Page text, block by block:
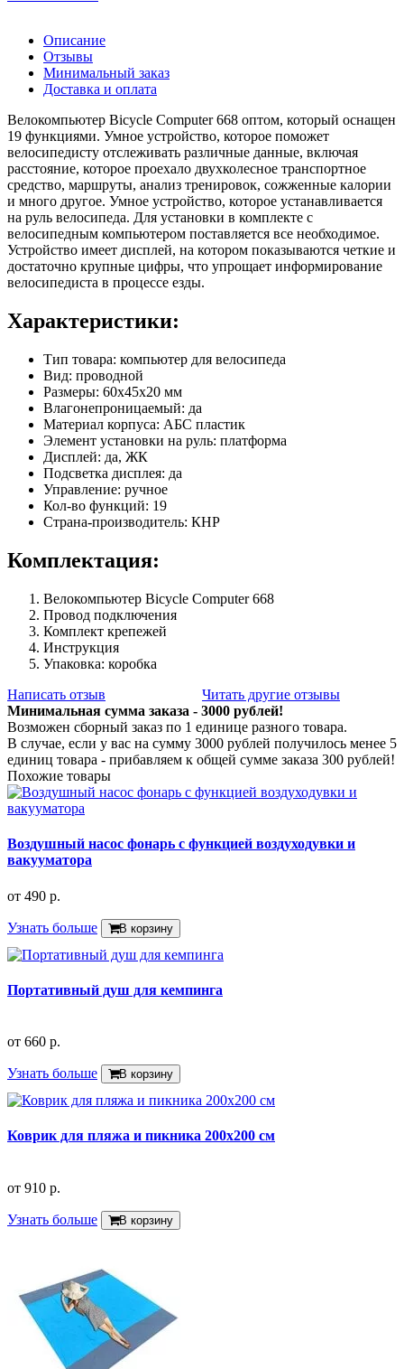
Описание
Отзывы
Минимальный заказ
Доставка и оплата
Велокомпьютер Bicycle Computer 668 оптом, который оснащен
19 функциями. Умное устройство, которое поможет
велосипедисту отслеживать различные данные, включая
расстояние, которое проехало двухколесное транспортное
средство, маршруты, анализ тренировок, сожженные калории
и много другое. Умное устройство, которое устанавливается
на руль велосипеда. Для установки в комплекте с
велосипедным компьютером поставляется все необходимое.
Устройство имеет дисплей, на котором показываются четкие и
достаточно крупные цифры, что упрощает информирование
велосипедиста в процессе езды.
Характеристики:
Тип товара: компьютер для велосипеда
Вид: проводной
Размеры: 60х45х20 мм
Влагонепроницаемый: да
Материал корпуса: АБС пластик
Элемент установки на руль: платформа
Дисплей: да, ЖК
Подсветка дисплея: да
Управление: ручное
Кол-во функций: 19
Страна-производитель: КНР
Комплектация:
Велокомпьютер Bicycle Computer 668
Провод подключения
Комплект крепежей
Инструкция
Упаковка: коробка
Написать отзыв
Читать другие отзывы
Минимальная сумма заказа - 3000 рублей!
Возможен сборный заказ по 1 единице разного товара.
В случае, если у вас на сумму 3000 рублей получилось менее 5
единиц товара - прибавляем к общей сумме заказа 300 рублей!
Похожие товары
Воздушный насос фонарь с функцией воздуходувки и
вакууматора
от 490 р.
Узнать больше В корзину
Портативный душ для кемпинга
от 660 р.
Узнать больше В корзину
Коврик для пляжа и пикника 200х200 см
от 910 р.
Узнать больше В корзину